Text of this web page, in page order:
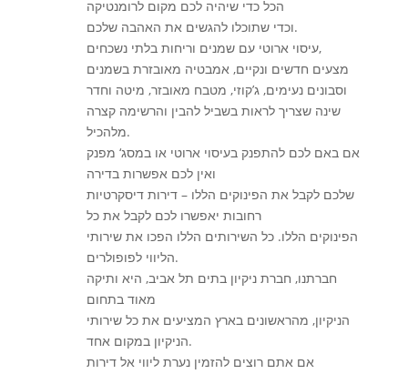
הכל כדי שיהיה לכם מקום לרומנטיקה
וכדי שתוכלו להגשים את האהבה שלכם.
עיסוי ארוטי עם שמנים וריחות בלתי נשכחים,
מצעים חדשים ונקיים, אמבטיה מאובזרת בשמנים
וסבונים נעימים, ג’קוזי, מטבח מאובזר, מיטה וחדר
שינה שצריך לראות בשביל להבין והרשימה קצרה
מלהכיל.
אם באם לכם להתפנק בעיסוי ארוטי או במסג‘ מפנק
ואין לכם אפשרות בדירה
שלכם לקבל את הפינוקים הללו – דירות דיסקרטיות
רחובות יאפשרו לכם לקבל את כל
הפינוקים הללו. כל השירותים הללו הפכו את שירותי
הליווי לפופולרים.
חברתנו, חברת ניקיון בתים תל אביב, היא ותיקה
מאוד בתחום
הניקיון, מהראשונים בארץ המציעים את כל שירותי
הניקיון במקום אחד.
אם אתם רוצים להזמין נערת ליווי אל דירות